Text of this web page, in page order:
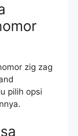
zig zag
pilih opsi